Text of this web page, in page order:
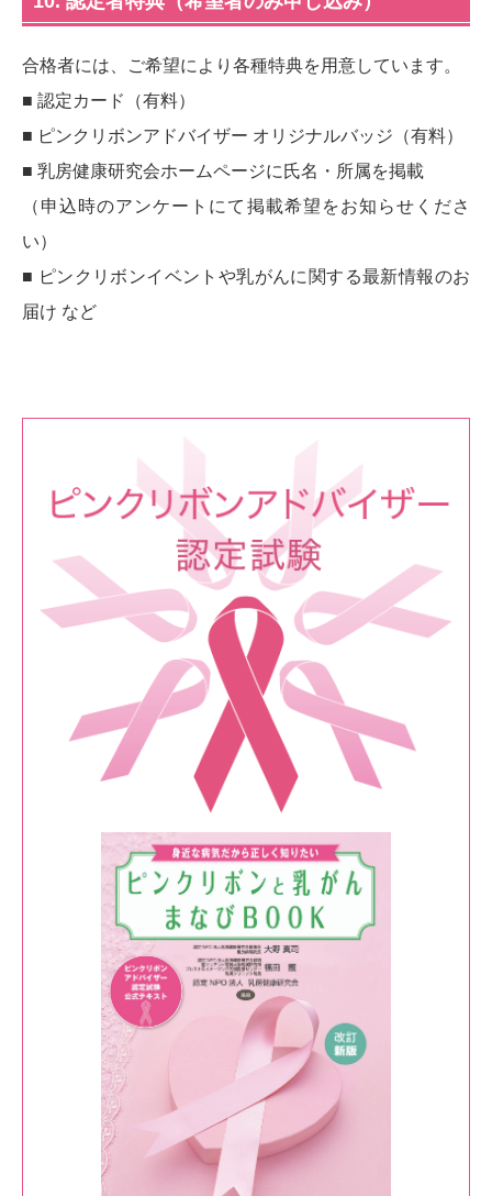
合格者には、ご希望により各種特典を用意しています。
■ 認定カード（有料）
■ ピンクリボンアドバイザー オリジナルバッジ（有料）
■ 乳房健康研究会ホームページに氏名・所属を掲載
（申込時のアンケートにて掲載希望をお知らせくださ
い）
■ ピンクリボンイベントや乳がんに関する最新情報のお
届け など